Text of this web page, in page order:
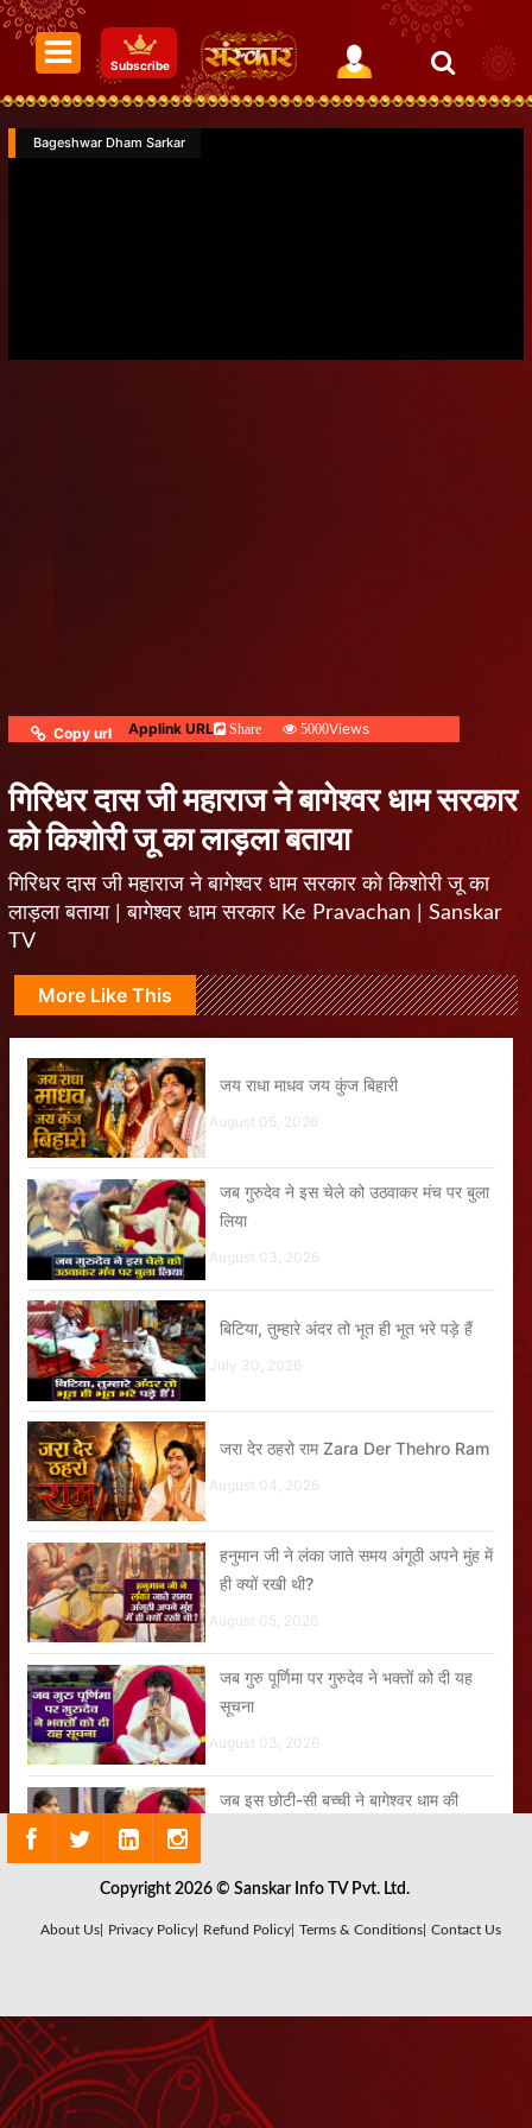
Subscribe
Bageshwar Dham Sarkar
Copy url Applink URL Share 5000Views
गिरिधर दास जी महाराज ने बागेश्वर धाम सरकार
को किशोरी जू का लाड़ला बताया
गिरिधर दास जी महाराज ने बागेश्वर धाम सरकार को किशोरी जू का
लाड़ला बताया | बागेश्वर धाम सरकार Ke Pravachan | Sanskar
TV
More Like This
जय राधा माधव जय कुंज बिहारी
August 05, 2026
जब गुरुदेव ने इस चेले को उठवाकर मंच पर बुला
लिया
August 03, 2026
बिटिया, तुम्हारे अंदर तो भूत ही भूत भरे पड़े हैं
July 30, 2026
जरा देर ठहरो राम Zara Der Thehro Ram
August 04, 2026
हनुमान जी ने लंका जाते समय अंगूठी अपने मुंह में
ही क्यों रखी थी?
August 05, 2026
जब गुरु पूर्णिमा पर गुरुदेव ने भक्तों को दी यह
सूचना
August 03, 2026
जब इस छोटी-सी बच्ची ने बागेश्वर धाम की
इस बालक को देख गुरुदेव क्यों हो गए इतने
मेरे गुरुवर तेरी नौकरी सबसे बढ़िया है सबसे खरी
August 04, 2026
Copyright 2026 © Sanskar Info TV Pvt. Ltd.
About Us| Privacy Policy| Refund Policy| Terms & Conditions| Contact Us